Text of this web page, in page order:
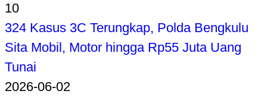
10
324 Kasus 3C Terungkap, Polda Bengkulu
Sita Mobil, Motor hingga Rp55 Juta Uang
Tunai
2026-06-02